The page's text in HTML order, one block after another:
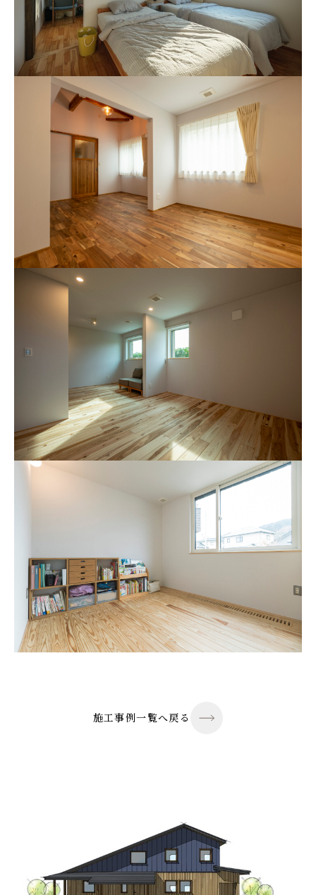
施工事例一覧へ戻る